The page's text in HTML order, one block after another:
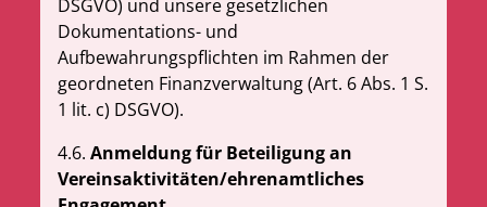
DSGVO) und unsere gesetzlichen
Dokumentations- und
Aufbewahrungspflichten im Rahmen der
geordneten Finanzverwaltung (Art. 6 Abs. 1 S.
1 lit. c) DSGVO).
4.6.Anmeldung für Beteiligung an
Vereinsaktivitäten/ehrenamtliches